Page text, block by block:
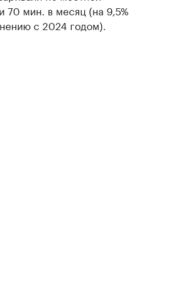
70 мин. в месяц (на 9,5%
с 2024 годом).